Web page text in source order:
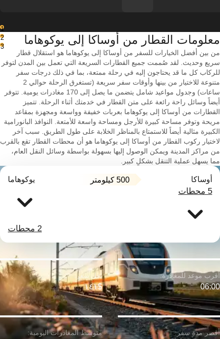
1
2
3
معلومات القطار من ‎أوساكا إلى ‎يوكوهاما
من بين أفضل الخيارات للسفر من أوساكا إلى يوكوهاما هو استقلال قطار
سريع وحديث. لقد صُممت جميع القطارات السريعة التي تعمل بين المدن لتوفر
للركاب كل ما قد يحتاجون إليه في رحلة ممتعة، بما في ذلك درجات سفر
متنوعة للاختيار من بينها وأوقات سفر سريعة (تستغرق الرحلة حوالي 2
ساعات) وجدول مواعيد شامل يتضمن ما يصل إلى 170 مغادرات يومية. تتوفر
أيضاً وسائل راحة رائعة على متن القطار في خدمتك أثناء الرحلة. تتميز
القطارات من أوساكا إلى يوكوهاما بعربات خفيفة وواسعة ومجهزة بمقاعد
مريحة وتوفر مساحة كبيرة للأرجل ومساحة واسعة للأمتعة. النوافذ البانورامية
الكبيرة مثالية أيضاً للاستمتاع بالمناظر الخلابة على طول الطريق. سبب آخر
لاختيار ركوب القطار من أوساكا إلى يوكوهاما هو أن محطات القطار تقع بالقرب
من مراكز المدينة ويمكن الوصول إليها بسهولة بواسطة وسائل النقل العام،
مما يسهل عملية التنقل بشكلٍ كبير.
أوساكا 500 كيلومتر يوكوهاما
5 محطات
2 محطات
06:00 $١٤١